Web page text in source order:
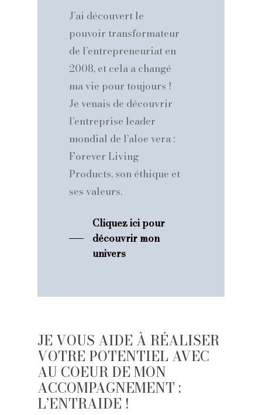
J’ai découvert le
pouvoir transformateur
de l’entrepreneuriat en
2008, et cela a changé
ma vie pour toujours !
Je venais de découvrir
l’entreprise leader
mondial de l’aloe vera :
Forever Living
Products, son éthique et
ses valeurs.
Cliquez ici pour
découvrir mon
univers
JE VOUS AIDE À RÉALISER
VOTRE POTENTIEL AVEC
AU COEUR DE MON
ACCOMPAGNEMENT :
L’ENTRAIDE !